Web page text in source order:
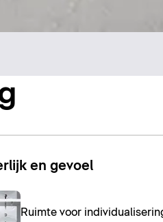
en gevoel
Ruimte voor